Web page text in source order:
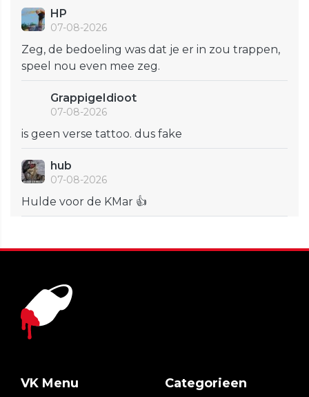
HP
07-08-2026
Zeg, de bedoeling was dat je er in zou trappen,
speel nou even mee zeg.
GrappigeIdioot
07-08-2026
is geen verse tattoo. dus fake
hub
07-08-2026
Hulde voor de KMar 👍
VK Menu Categorieen